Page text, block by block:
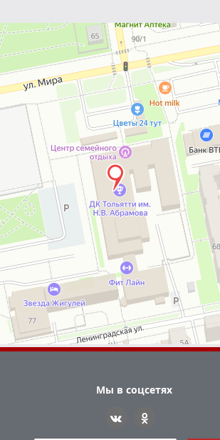
Мы в соцсетях